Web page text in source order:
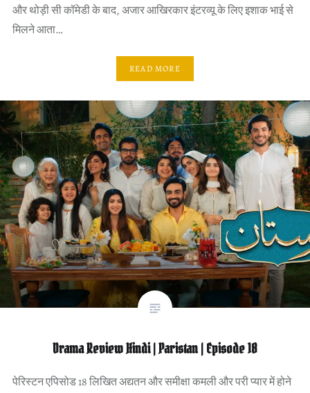
और थोड़ी सी कॉमेडी के बाद, अजार आखिरकार इंटरव्यू के लिए इशाक भाई से
मिलने आता…
READ MORE
Drama Review Hindi | Paristan | Episode 18
पेरिस्टन एपिसोड 18 लिखित अद्यतन और समीक्षा कमली और परी प्यार में होने